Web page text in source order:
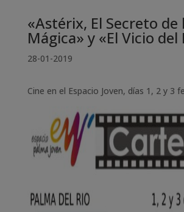
«Astérix, El Secreto de
Mágica» y «El Vicio del
28-01-2019
Cine en el Espacio Joven, días 1, 2 y 3